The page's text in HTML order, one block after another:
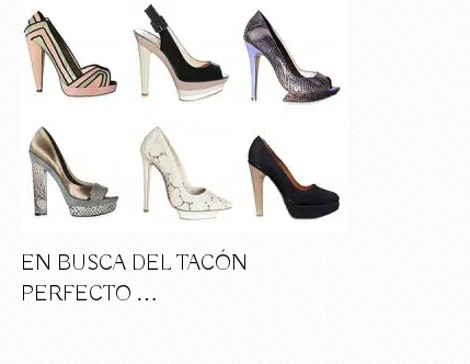
EN BUSCA DEL TACÓN
PERFECTO …